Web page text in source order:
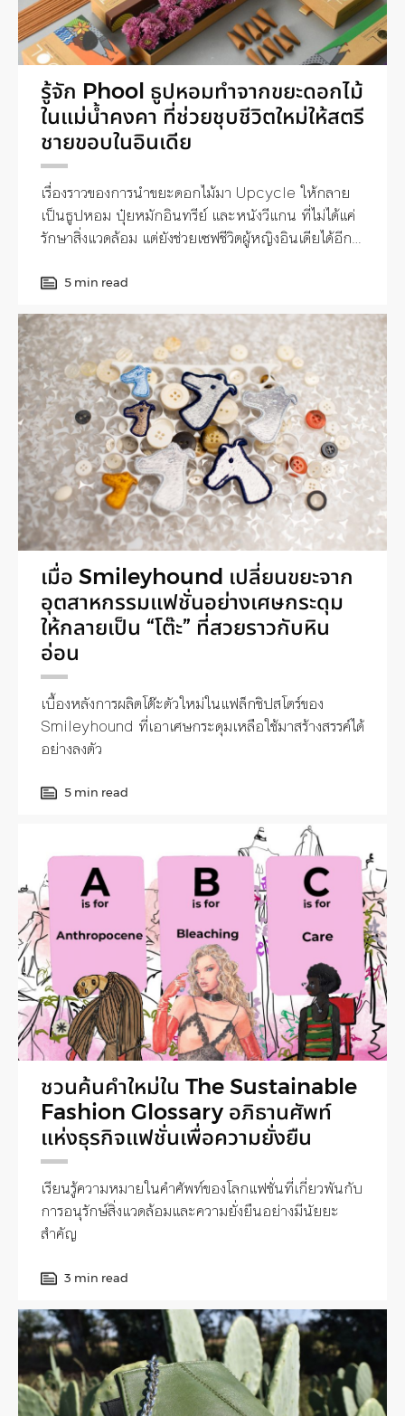
รู้จัก Phool ธูปหอมทำจากขยะดอกไม้
ในแม่น้ำคงคา ที่ช่วยชุบชีวิตใหม่ให้สตรี
ชายขอบในอินเดีย
เรื่องราวของการนำขยะดอกไม้มา Upcycle ให้กลาย
เป็นธูปหอม ปุ๋ยหมักอินทรีย์ และหนังวีแกน ที่ไม่ได้แค่
รักษาสิ่งแวดล้อม แต่ยังช่วยเซฟชีวิตผู้หญิงอินเดียได้อีก
5 min read
เมื่อ Smileyhound เปลี่ยนขยะจาก
อุตสาหกรรมแฟชั่นอย่างเศษกระดุม
ให้กลายเป็น “โต๊ะ” ที่สวยราวกับหิน
อ่อน
เบื้องหลังการผลิตโต๊ะตัวใหม่ในแฟล็กชิปสโตร์ของ
Smileyhound ที่เอาเศษกระดุมเหลือใช้มาสร้างสรรค์ได้
อย่างลงตัว
5 min read
ชวนค้นคำใหม่ใน The Sustainable
Fashion Glossary อภิธานศัพท์
แห่งธุรกิจแฟชั่นเพื่อความยั่งยืน
เรียนรู้ความหมายในคำศัพท์ของโลกแฟชั่นที่เกี่ยวพันกับ
การอนุรักษ์สิ่งแวดล้อมและความยั่งยืนอย่างมีนัยยะ
สำคัญ
3 min read